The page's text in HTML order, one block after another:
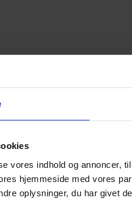
vores indhold og annoncer,
hjemmeside med vores
oplysninger, du har givet